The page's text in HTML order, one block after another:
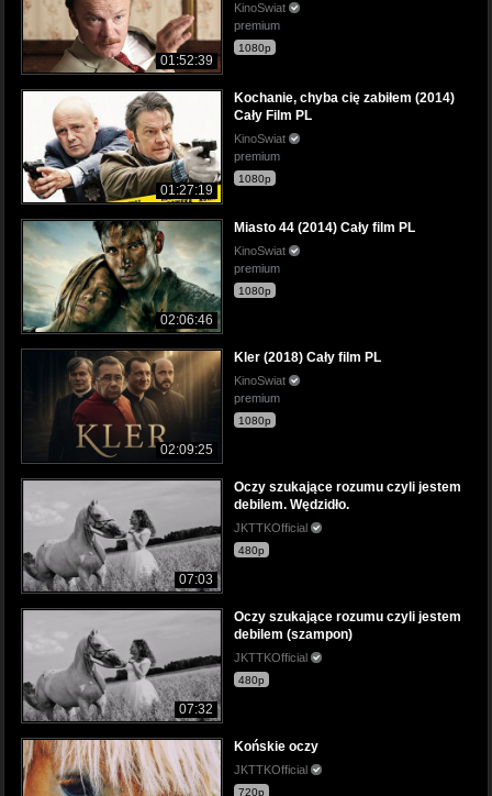
01:52:39
KinoSwiat
premium
1080p
01:27:19
Kochanie, chyba cię zabiłem (2014)
Cały Film PL
KinoSwiat
premium
1080p
02:06:46
Miasto 44 (2014) Cały film PL
KinoSwiat
premium
1080p
02:09:25
Kler (2018) Cały film PL
KinoSwiat
premium
1080p
07:03
Oczy szukające rozumu czyli jestem
debilem. Wędzidło.
JKTTKOfficial
480p
07:32
Oczy szukające rozumu czyli jestem
debilem (szampon)
JKTTKOfficial
480p
Końskie oczy
JKTTKOfficial
720p